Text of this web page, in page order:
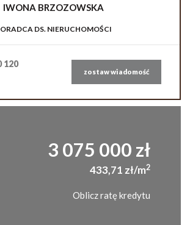
IWONA BRZOZOWSKA
DS. NIERUCHOMOŚCI
120
zostaw wiadomość
3 075 000 zł
433,71 zł/m2
Oblicz ratę kredytu